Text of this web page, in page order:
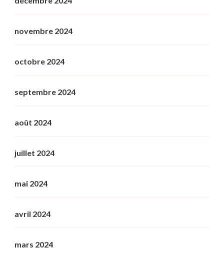
novembre 2024
octobre 2024
septembre 2024
août 2024
juillet 2024
mai 2024
avril 2024
mars 2024